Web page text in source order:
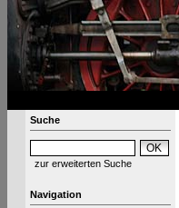
Suche
zur erweiterten Suche
Navigation